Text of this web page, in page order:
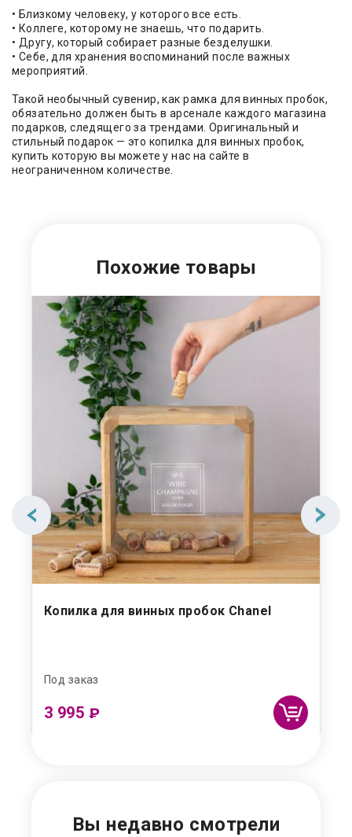
• Близкому человеку, у которого все есть.
• Коллеге, которому не знаешь, что подарить.
• Другу, который собирает разные безделушки.
• Себе, для хранения воспоминаний после важных
мероприятий.
Такой необычный сувенир, как рамка для винных пробок,
обязательно должен быть в арсенале каждого магазина
подарков, следящего за трендами. Оригинальный и
стильный подарок — это копилка для винных пробок,
купить которую вы можете у нас на сайте в
неограниченном количестве.
Похожие товары
Копилка для винных пробок Chanel
Под заказ
3 995 ₽
Вы недавно смотрели